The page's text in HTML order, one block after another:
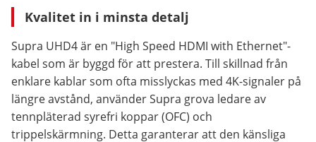
Kvalitet in i minsta detalj
Supra UHD4 är en "High Speed HDMI with Ethernet"-
kabel som är byggd för att prestera. Till skillnad från
enklare kablar som ofta misslyckas med 4K-signaler på
längre avstånd, använder Supra grova ledare av
tennpläterad syrefri koppar (OFC) och
trippelskärmning. Detta garanterar att den känsliga